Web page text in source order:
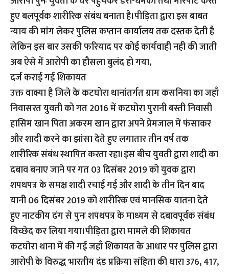
हुए बलपूर्वक शारीरिक संबंध बनाता है।पीड़िता द्वारा इस बाबत
न्याय की मांग लेकर पुलिस कप्तान कार्यालय तक दस्तक देती है
लेकिन इस बार उसकी फरियाद पर कोई कार्यवाही नही की जाती
अब ऐसे में आरोपी का हौसला बुलंद हो गया,
दर्ज कराई गई शिकायत
उक्त वाक्या है जिले के कटघोरा थानांतर्गत ग्राम कसनिया का जहाँ
निवासरत युवती को गत 2016 में कटघोरा पुरानी बस्ती निवासी
हासिम खान पिता अकरम खान द्वारा अपने प्रेमजाल में फंसाकर
और शादी करने का झांसा देते हुए लगातार तीन वर्ष तक
शारीरिक संबंध स्थापित करता रहा।इस बीच युवती द्वारा शादी का
दबाव बनाए जाने पर गत 03 दिसंबर 2019 को युवक द्वारा
शपथपत्र के समक्ष शादी रचाई गई और शादी के तीन दिन बाद
यानी 06 दिसंबर 2019 को शारीरिक एवं मानसिक यातना देते
हुए नाटकीय ढंग से पुनः शपथपत्र के माध्यम से दबावपूर्वक संबंध
विच्छेद कर लिया गया।पीड़िता द्वारा मामले की शिकायत
कटघोरा थाना में की गई जहाँ शिकायत के आधार पर पुलिस द्वारा
आरोपी के विरुद्ध भारतीय दंड प्रक्रिया संहिता की धारा 376, 417,